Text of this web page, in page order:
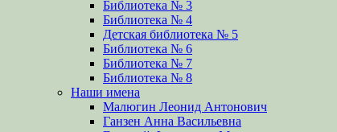
Библиотека № 3
Библиотека № 4
Детская библиотека № 5
Библиотека № 6
Библиотека № 7
Библиотека № 8
Наши имена
Малюгин Леонид Антонович
Ганзен Анна Васильевна